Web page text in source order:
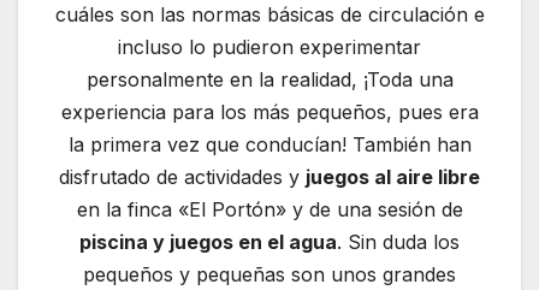
cuáles son las normas básicas de circulación e
incluso lo pudieron experimentar
personalmente en la realidad, ¡Toda una
experiencia para los más pequeños, pues era
la primera vez que conducían! También han
disfrutado de actividades y juegos al aire libre
en la finca «El Portón» y de una sesión de
piscina y juegos en el agua. Sin duda los
pequeños y pequeñas son unos grandes